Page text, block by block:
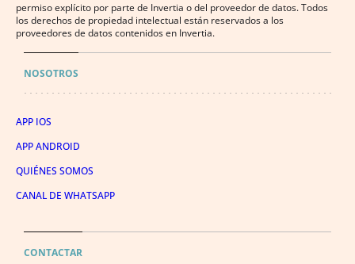
permiso explícito por parte de Invertia o del proveedor de datos. Todos
los derechos de propiedad intelectual están reservados a los
proveedores de datos contenidos en Invertia.
NOSOTROS
APP IOS
APP ANDROID
QUIÉNES SOMOS
CANAL DE WHATSAPP
CONTACTAR